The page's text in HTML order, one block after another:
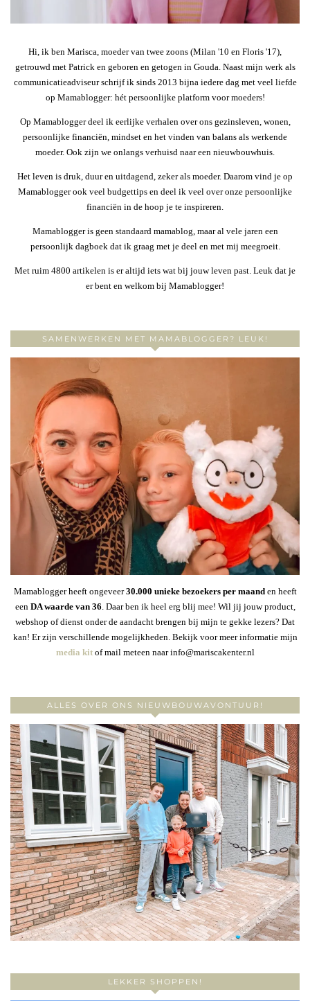
Hi, ik ben Marisca, moeder van twee zoons (Milan '10 en Floris '17),
getrouwd met Patrick en geboren en getogen in Gouda. Naast mijn werk als
communicatieadviseur schrijf ik sinds 2013 bijna iedere dag met veel liefde
op Mamablogger: hét persoonlijke platform voor moeders!
Op Mamablogger deel ik eerlijke verhalen over ons gezinsleven, wonen,
persoonlijke financiën, mindset en het vinden van balans als werkende
moeder. Ook zijn we onlangs verhuisd naar een nieuwbouwhuis.
Het leven is druk, duur en uitdagend, zeker als moeder. Daarom vind je op
Mamablogger ook veel budgettips en deel ik veel over onze persoonlijke
financiën in de hoop je te inspireren.
Mamablogger is geen standaard mamablog, maar al vele jaren een
persoonlijk dagboek dat ik graag met je deel en met mij meegroeit.
Met ruim 4800 artikelen is er altijd iets wat bij jouw leven past. Leuk dat je
er bent en welkom bij Mamablogger!
SAMENWERKEN MET MAMABLOGGER? LEUK!
Mamablogger heeft ongeveer30.000 unieke bezoekers per maanden heeft
een DA waarde van 36 . Daar ben ik heel erg blij mee! Wil jij jouw product,
webshop of dienst onder de aandacht brengen bij mijn te gekke lezers? Dat
kan! Er zijn verschillende mogelijkheden. Bekijk voor meer informatie mijn
media kitof mail meteen naar info@mariscakenter.nl
ALLES OVER ONS NIEUWBOUWAVONTUUR!
LEKKER SHOPPEN!